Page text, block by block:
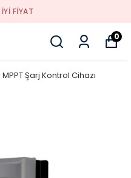
FIYAT
0
Şarj Kontrol Cihazı